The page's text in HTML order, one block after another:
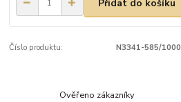
Přidat do košíku
Číslo produktu: N3341-585/1000
Ověřeno zákazníky